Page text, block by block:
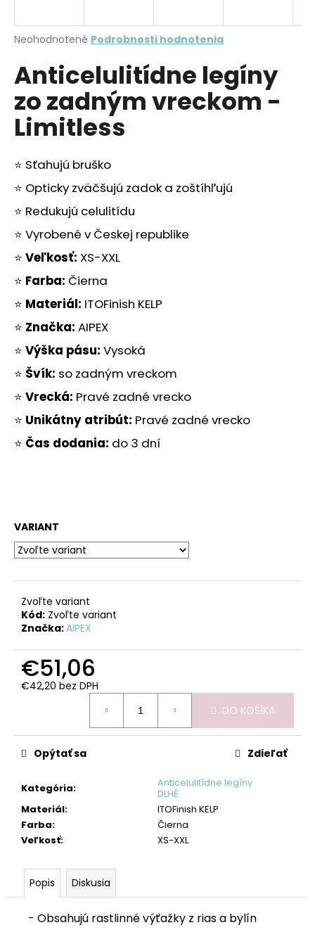
Priemerné
produktu
je
z
5
hviezdičiek.
Neohodnotené Podrobnosti hodnotenia
Anticelulitídne legíny
zo zadným vreckom -
Limitless
⭐ Sťahujú bruško
⭐ Opticky zväčšujú zadok a zoštíhľujú
⭐ Redukujú celulitídu
⭐ Vyrobené v Českej republike
⭐ Veľkosť: XS-XXL
⭐ Farba: Čierna
⭐ Materiál: ITOFinish KELP
⭐ Značka: AIPEX
⭐ Výška pásu: Vysoká
⭐ Švík: so zadným vreckom
⭐ Vrecká: Pravé zadné vrecko
⭐ Unikátny atribút: Pravé zadné vrecko
⭐ Čas dodania: do 3 dní
VARIANT
Zvoľte variant
Kód: Zvoľte variant
Značka:AIPEX
€51,06
€42,20 bez DPH
DO KOŠÍKA
Kategória:
Anticelulitídne legíny
DLHÉ
Materiál:
ITOFinish KELP
Farba:
Čierna
Veľkosť: XS-XXL
Opýtať sa Zdieľať
Popis Diskusia
- Obsahujú rastlinné výťažky z rias a bylín
j
ť
?
d
p
r
ú
a
m